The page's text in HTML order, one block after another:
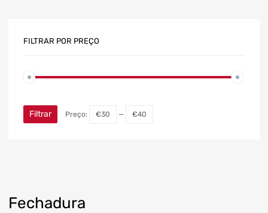
Fechadura
FILTRAR POR PREÇO
Filtrar Preço: €30 — €40